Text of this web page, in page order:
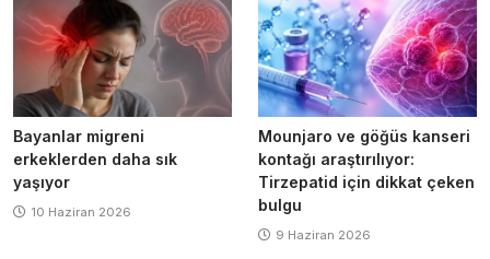
Bayanlar migreni
erkeklerden daha sık
yaşıyor
10 Haziran 2026
Mounjaro ve göğüs kanseri
kontağı araştırılıyor:
Tirzepatid için dikkat çeken
bulgu
9 Haziran 2026